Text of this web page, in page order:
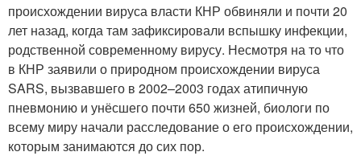
происхождении вируса власти КНР обвиняли и почти 20
лет назад, когда там зафиксировали вспышку инфекции,
родственной современному вирусу. Несмотря на то что
в КНР заявили о природном происхождении вируса
SARS, вызвавшего в 2002–2003 годах атипичную
пневмонию и унёсшего почти 650 жизней, биологи по
всему миру начали расследование о его происхождении,
которым занимаются до сих пор.